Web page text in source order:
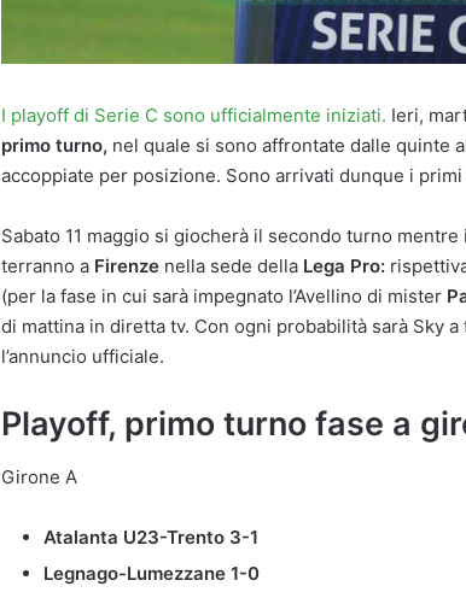
I playoff di Serie C sono ufficialmente iniziati. Ieri,
primo turno, nel quale si sono affrontate dalle quinte
accoppiate per posizione. Sono arrivati dunque i
Sabato 11 maggio si giocherà il secondo turno
terranno a Firenze nella sede della Lega Pro:
(per la fase in cui sarà impegnato l’Avellino di mister
di mattina in diretta tv. Con ogni probabilità sarà Sky
l’annuncio ufficiale.
Playoff, primo turno fase a
Girone A
Atalanta U23-Trento 3-1
Legnago-Lumezzane 1-0